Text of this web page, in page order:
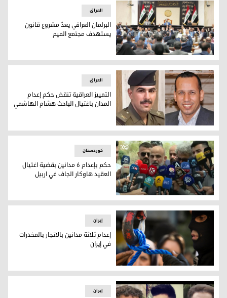
البرلمان العراقي يعدّ مشروع قانون يستهدف مجتمع الميم
العراق
البرلمان العراقي يعدّ مشروع قانون
يستهدف مجتمع الميم
التمييز العراقية تنقض حكم إعدام المدان باغتيال الباحث
العراق
التمييز العراقية تنقض حكم إعدام
المدان باغتيال الباحث هشام الهاشمي
حكم بإعدام 6 مدانين بقضية اغتيال العقيد هاوكار الجاف في اربيل
کوردستان
حكم بإعدام 6 مدانين بقضية اغتيال
العقيد هاوكار الجاف في اربيل
إعدام ثلاثة مدانين بالاتجار بالمخدرات في إيران
إيران
إعدام ثلاثة مدانين بالاتجار بالمخدرات
في إيران
إيران